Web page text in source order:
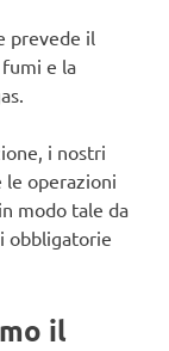
prevede il
fumi e la
i nostri
operazioni
modo tale da
obbligatorie
il